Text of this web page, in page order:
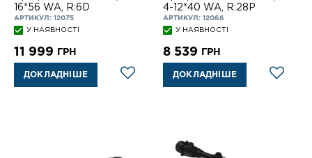
16*56 WA, R:6D
АРТИКУЛ: 12075
У НАЯВНОСТІ
11 999 ГРН
ДОКЛАДНІШЕ
4-12*40 WA, R:28P
АРТИКУЛ: 12066
У НАЯВНОСТІ
8 539 ГРН
ДОКЛАДНІШЕ